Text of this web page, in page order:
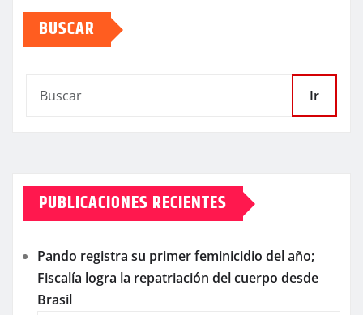
BUSCAR
Ir
PUBLICACIONES RECIENTES
Pando registra su primer feminicidio del año;
Fiscalía logra la repatriación del cuerpo desde
Brasil